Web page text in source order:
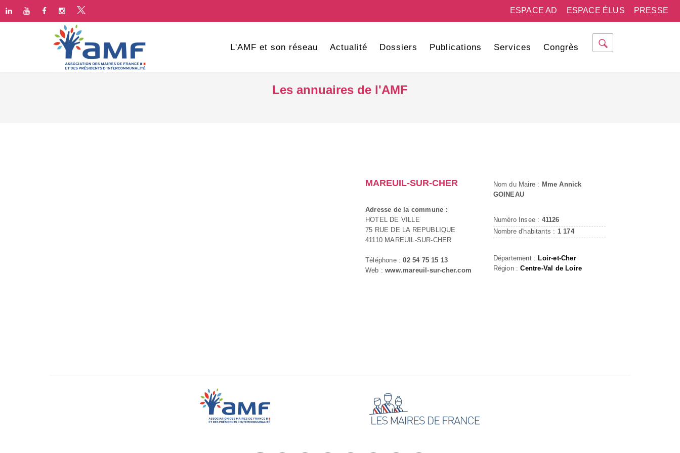
PRESSE
ESPACE ÉLUS
ESPACE AD
L'AMF et son réseau Actualité Dossiers Publications Services Congrès
Les annuaires de l'AMF
MAREUIL-SUR-CHER
Adresse de la commune :
HOTEL DE VILLE
75 RUE DE LA REPUBLIQUE
41110 MAREUIL-SUR-CHER
Téléphone :02 54 75 15 13
Web :www.mareuil-sur-cher.com
Nom du Maire : Mme Annick
GOINEAU
Numéro Insee : 41126
Nombre d'habitants : 1 174
Département : Loir-et-Cher
Région :Centre-Val de Loire